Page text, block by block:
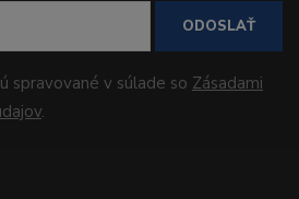
ODOSLAŤ
spravované v súlade so Zásadami
.